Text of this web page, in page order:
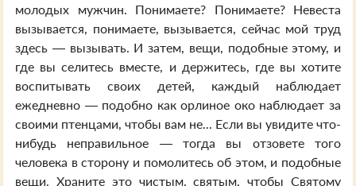
молодых мужчин. Понимаете? Понимаете? Невеста
вызывается, понимаете, вызывается, сейчас мой труд
здесь — вызывать. И затем, вещи, подобные этому, и
где вы селитесь вместе, и держитесь, где вы хотите
воспитывать своих детей, каждый наблюдает
ежедневно — подобно как орлиное око наблюдает за
своими птенцами, чтобы вам не... Если вы увидите что-
нибудь неправильное — тогда вы отзовете того
человека в сторону и помолитесь об этом, и подобные
вещи. Храните это чистым, святым, чтобы Святому